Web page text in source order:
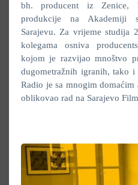
bh. producent iz
produkcije na Akademiji
Sarajevu. Za vrijeme studija
kolegama osniva
kojom je razvijao mnoštvo
dugometražnih igranih, tako
Radio je sa mnogim domaćim
oblikovao rad na Sarajevo